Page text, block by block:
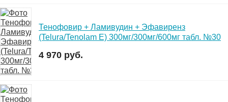
Тенофовир + Ламивудин + Эфавиренз
(Telura/Tenolam E) 300мг/300мг/600мг табл. №30
4 970 руб.